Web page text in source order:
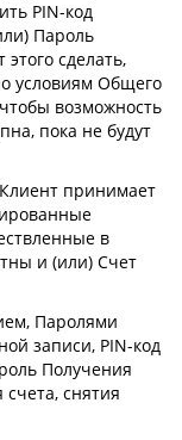
PIN-код
Пароль
сделать,
условиям Общего
возможность
пока не будут
принимает
в
и (или) Счет
Паролями
записи, PIN-код
Получения
снятия